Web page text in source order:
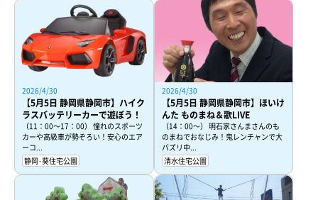
2026/4/30
【5月5日 静岡県静岡市】ハイク
ラスバッテリーカーで遊ぼう！
（11：00～17：00） 憧れのスポーツ
カーや高級車が勢ぞろい！安心のエア
ーコ...
静岡･葵住宅公園
2026/4/30
【5月5日 静岡県静岡市】ほいけ
んた ものまね＆歌LIVE
（14：00～） 明石家さんまさんのも
のまねでおなじみ！鬼レンチャンで大
バズリ中...
清水住宅公園